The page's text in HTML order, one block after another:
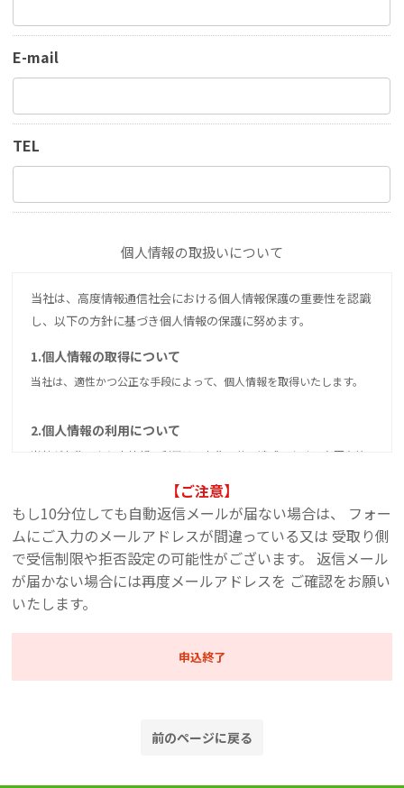
E-mail
TEL
個人情報の取扱いについて
当社は、高度情報通信社会における個人情報保護の重要性を認識
し、以下の方針に基づき個人情報の保護に努めます。
1.個人情報の取得について
当社は、適性かつ公正な手段によって、個人情報を取得いたします。
2.個人情報の利用について
当社が収集した個人情報の利用は、収集目的の達成のために必要な範
お客様が個人情報を提供された場合、当社または業務委託先から、ご
興味のあると思われる情報を電子メール、ダイレクトメール、お電
話、FAXの方法でお届けすることがあります。お客様が情報配信を希望
されない場合は、当社個人情報窓口までご連絡いただければ、情報の
配信を停止します。
当社は、個人情報の取り扱いを第三者機関に委託する場合には、当該
第三者機関につき厳正な調査を行ったうえ、秘密を保持させるため
に、適正な監督を行います。
3.個人情報の第三者提供について
【ご注意】
もし10分位しても自動返信メールが届ない場合は、 フォー
ムにご入力のメールアドレスが間違っている又は 受取り側
で受信制限や拒否設定の可能性がございます。 返信メール
が届かない場合には再度メールアドレスを ご確認をお願い
いたします。
申込終了
前のページに戻る